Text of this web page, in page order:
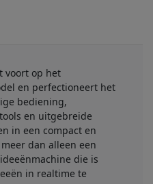
voort op het
en perfectioneert het
bediening,
en uitgebreide
in een compact en
dan alleen een
die is
in realtime te